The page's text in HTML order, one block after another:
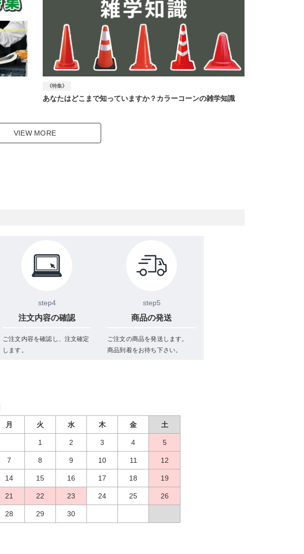
《特集》
あなたはどこまで知っていますか？カラーコーンの雑学知識
VIEW MORE
step4
注文内容の確認
ご注文内容を確認し、注文確定
します。
step5
商品の発送
ご注文の商品を発送します。
商品到着をお待ち下さい。
月 火 水 木 金 土
1 2 3 4 5
7 8 9 10 11 12
14 15 16 17 18 19
21 22 23 24 25 26
28 29 30